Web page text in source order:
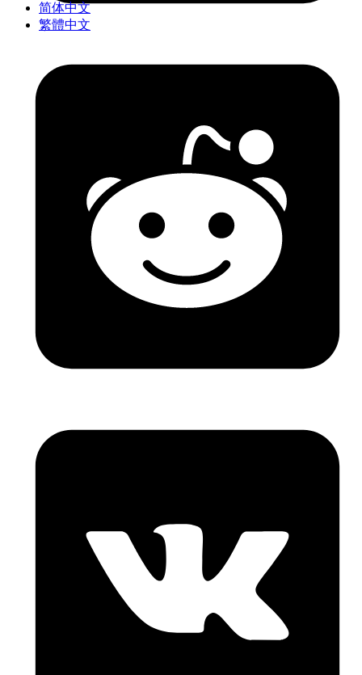
简体中文
繁體中文